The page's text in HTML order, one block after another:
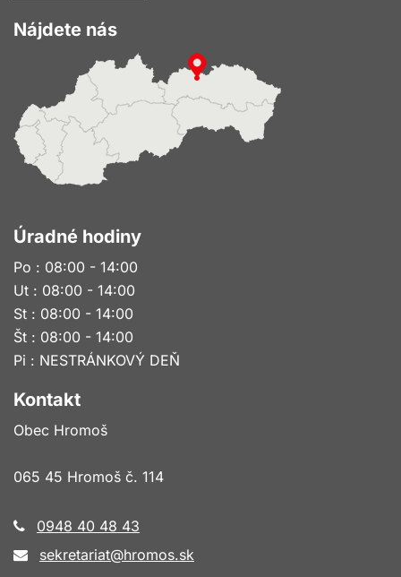
Nájdete nás
Úradné hodiny
Po : 08:00 - 14:00
Ut : 08:00 - 14:00
St : 08:00 - 14:00
Št : 08:00 - 14:00
Pi : NESTRÁNKOVÝ DEŇ
Kontakt
Obec Hromoš
065 45 Hromoš č. 114
0948 40 48 43
sekretariat@hromos.sk